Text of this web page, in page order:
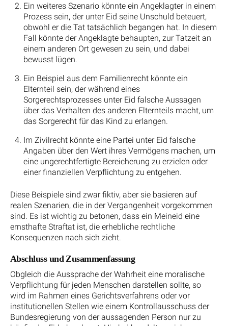
Ein weiteres Szenario könnte ein Angeklagter in einem
Prozess sein, der unter Eid seine Unschuld beteuert,
obwohl er die Tat tatsächlich begangen hat. In diesem
Fall könnte der Angeklagte behaupten, zur Tatzeit an
einem anderen Ort gewesen zu sein, und dabei
bewusst lügen.
Ein Beispiel aus dem Familienrecht könnte ein
Elternteil sein, der während eines
Sorgerechtsprozesses unter Eid falsche Aussagen
über das Verhalten des anderen Elternteils macht, um
das Sorgerecht für das Kind zu erlangen.
Im Zivilrecht könnte eine Partei unter Eid falsche
Angaben über den Wert ihres Vermögens machen, um
eine ungerechtfertigte Bereicherung zu erzielen oder
einer finanziellen Verpflichtung zu entgehen.
Diese Beispiele sind zwar fiktiv, aber sie basieren auf
realen Szenarien, die in der Vergangenheit vorgekommen
sind. Es ist wichtig zu betonen, dass ein Meineid eine
ernsthafte Straftat ist, die erhebliche rechtliche
Konsequenzen nach sich zieht.
Abschluss und Zusammenfassung
Obgleich die Aussprache der Wahrheit eine moralische
Verpflichtung für jeden Menschen darstellen sollte, so
wird im Rahmen eines Gerichtsverfahrens oder vor
institutionellen Stellen wie einem Kontrollausschuss der
Bundesregierung von der aussagenden Person nur zu